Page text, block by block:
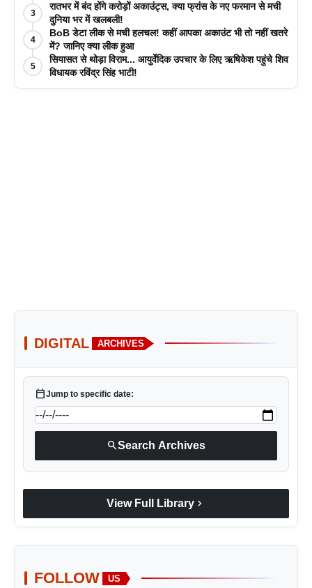
3
रातभर में बंद होंगे करोड़ों अकाउंट्स, क्या फ्रांस के नए फरमान से मची
दुनिया भर में खलबली!
4
BoB डेटा लीक से मची हलचल! कहीं आपका अकाउंट भी तो नहीं खतरे
में? जानिए क्या लीक हुआ
5
सियासत से थोड़ा विराम... आयुर्वेदिक उपचार के लिए ऋषिकेश पहुंचे शिव
विधायक रविंद्र सिंह भाटी!
DIGITAL ARCHIVES
calendar_todayJump to specific date:
searchSearch Archives
View Full Library chevron_right
FOLLOW US